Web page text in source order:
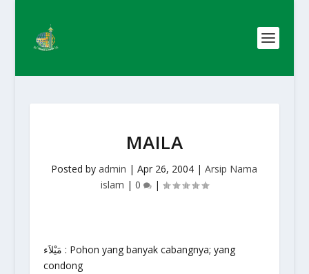
MAILA
Posted byadmin |Apr 26, 2004 |Arsip Nama
islam | 0 |
مَيْلاَء : Pohon yang banyak cabangnya; yang
condong